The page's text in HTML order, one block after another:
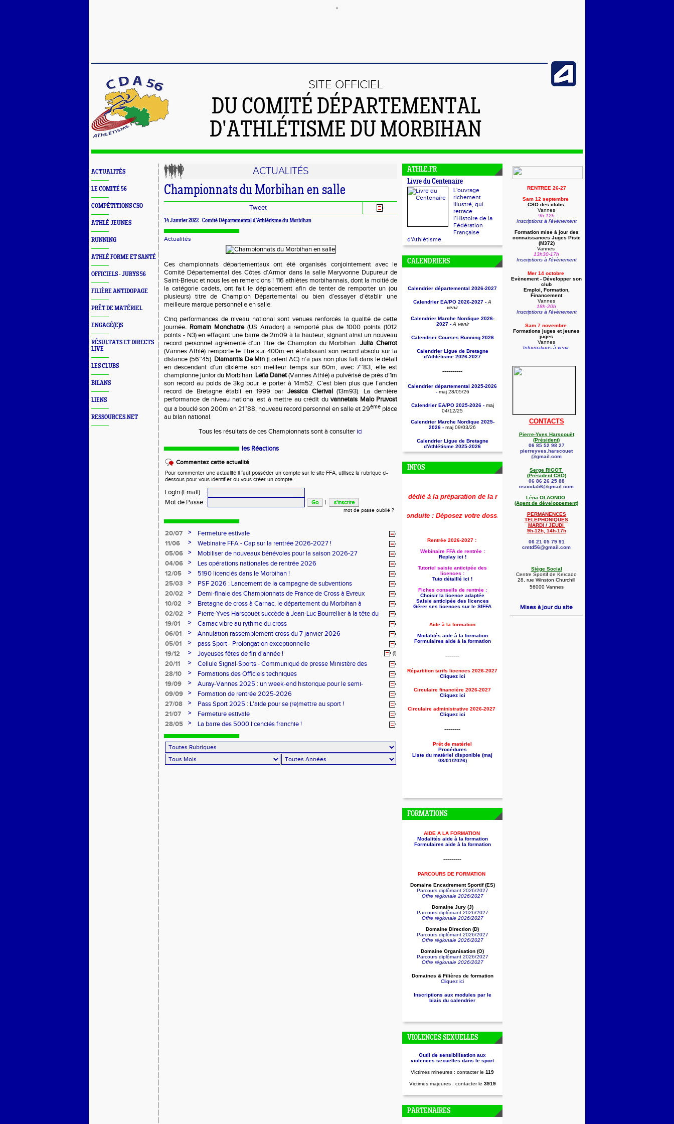
SITE OFFICIEL
DU COMITÉ DÉPARTEMENTAL
D'ATHLÉTISME DU MORBIHAN
ACTUALITÉS
LE COMITÉ 56
COMPÉTITIONS CSO
ATHLÉ JEUNES
RUNNING
ATHLÉ FORME ET SANTÉ
OFFICIELS - JURYS 56
FILIÈRE ANTIDOPAGE
PRÊT DE MATÉRIEL
ENGAGÉ(E)S
RÉSULTATS ET DIRECTS
LIVE
LES CLUBS
BILANS
LIENS
RESSOURCES.NET
ACTUALITÉS
Championnats du Morbihan en salle
Tweet
14 Janvier 2022 -Comité Départemental d'Athlétisme du Morbihan
Actualités
Ces championnats départementaux ont été organisés conjointement avec le
Comité Départemental des Côtes d’Armor dans la salle Maryvonne Dupureur de
Saint-Brieuc et nous les en remercions ! 116 athlètes morbihannais, dont la moitié de
la catégorie cadets, ont fait le déplacement afin de tenter de remporter un (ou
plusieurs) titre de Champion Départemental ou bien d’essayer d’établir une
meilleure marque personnelle en salle.
Cinq performances de niveau national sont venues renforcés la qualité de cette
journée. Romain Monchatre(US Arradon) a remporté plus de 1000 points (1012
points - N3) en effaçant une barre de 2m09 à la hauteur, signant ainsi un nouveau
record personnel agrémenté d’un titre de Champion du Morbihan.Julia Cherrot
(Vannes Athlé) remporte le titre sur 400m en établissant son record absolu sur la
distance (56’’45). Diamantis De Min (Lorient AC) n’a pas non plus fait dans le détail
en descendant d’un dixième son meilleur temps sur 60m, avec 7’’83, elle est
championne junior du Morbihan. Leïla Danet(Vannes Athlé) a pulvérisé de près d’1m
son record au poids de 3kg pour le porter à 14m52. C’est bien plus que l’ancien
record de Bretagne établi en 1999 par Jessica Clerival(13m93). La dernière
performance de niveau national est à mettre au crédit du vannetais Malo Pruvost
qui a bouclé son 200m en 21’’88, nouveau record personnel en salle et 29ème place
au bilan national.
Tous les résultats de ces Championnats sont à consulter ici
les Réactions
Commentez cette actualité
Pour commenter une actualité il faut posséder un compte sur le site FFA, utilisez la rubrique ci-
dessous pour vous identifier ou vous créer un compte.
Login (Email)
:
Mot de Passe : |
mot de passe oublié ?
20/07 >
Fermeture estivale
11/06
>
Webinaire FFA - Cap sur la rentrée 2026-2027 !
05/06
>
Mobiliser de nouveaux bénévoles pour la saison 2026-27
04/06
>
Les opérations nationales de rentrée 2026
12/05
>
5190 licenciés dans le Morbihan !
25/03
>
PSF 2026 : Lancement de la campagne de subventions
20/02
>
Demi-finale des Championnats de France de Cross à Evreux
10/02
>
Bretagne de cross à Carnac, le département du Morbihan à
l'honneur
02/02 >
Pierre-Yves Harscouët succède à Jean-Luc Bourrellier à la tête du
comité du Morbihan
19/01 >
Carnac vibre au rythme du cross
06/01
>
Annulation rassemblement cross du 7 janvier 2026
05/01
>
pass Sport - Prolongation exceptionnelle
19/12
> Joyeuses fêtes de fin d'année ! (1)
20/11 >
Cellule Signal-Sports - Communiqué de presse Ministère des
Sports
28/10 >
Formations des Officiels techniques
19/09
>
Auray-Vannes 2025 : un week-end historique pour le semi-
marathon breton
09/09 >
Formation de rentrée 2025-2026
27/08
>
Pass Sport 2025 : L'aide pour se (re)mettre au sport !
21/07
>
Fermeture estivale
28/05
> La barre des 5000 licenciés franchie !
ATHLE.FR
Livre du Centenaire
L'ouvrage
richement
illustré, qui
retrace
l’Histoire de la
Fédération
Française
d'Athlétisme.
CALENDRIERS
Calendrier départemental 2026-2027
Calendrier EA/PO 2026-2027 - A
venir
Calendrier Marche Nordique 2026-
2027 - A venir
Calendrier Courses Running 2026
Calendrier Ligue de Bretagne
d'Athlétisme 2026-2027
----------
Calendrier départemental 2025-2026
- maj 28/05/26
Calendrier EA/PO 2025-2026 - maj
04/12/25
Calendrier Marche Nordique 2025-
2026 - maj 09/03/26
Calendrier Ligue de Bretagne
d'Athlétisme 2025-2026
INFOS
🚨Le replay du webinaire dédié à la préparation de la rentrée 2026-2027 (dont la saisie anticipée des licences) est
Aide à la formation reconduite : Déposez votre dossier dès maintenant !🚨👇
Rentrée 2026-2027 :
Webinaire FFA de rentrée :
Replay ici !
Tutoriel saisie anticipée des
licences :
Tuto détaillé ici !
Fiches conseils de rentrée :
Choisir la licence adaptée
Saisie anticipée des licences
Gérer ses licences sur le SIFFA
Aide à la formation
Modalités aide à la formation
Formulaires aide à la formation
-------
Répartition tarifs licences 2026-2027
Cliquez ici
Circulaire financière 2026-2027
Cliquez ici
Circulaire administrative 2026-2027
Cliquez ici
--------
Prêt de matériel
Procédures
Liste du matériel disponible (maj
08/01/2026)
FORMATIONS
AIDE A LA FORMATION
Modalités aide à la formation
Formulaires aide à la formation
---------
PARCOURS DE FORMATION
Domaine Encadrement Sportif (ES)
Parcours diplômant 2026/2027
Offre régionale 2026/2027
Domaine Jury (J)
Parcours diplômant 2026/2027
Offre régionale 2026/2027
Domaine Direction (D)
Parcours diplômant 2026/2027
Offre régionale 2026/2027
Domaine Organisation (O)
Parcours diplômant 2026/2027
Offre régionale 2026/2027
Domaines & Filières de formation
Cliquez ici
Inscriptions aux modules par le
biais du calendrier
VIOLENCES SEXUELLES
Outil de sensibilisation aux
violences sexuelles dans le sport
Victimes mineures : contacter le 119
Victimes majeures : contacter le 3919
PARTENAIRES
RENTREE 26-27
Sam 12 septembre
CSO des clubs
Vannes
9h-12h
Inscriptions à l'évènement
Formation mise à jour des
connaissances Juges Piste
(M372)
Vannes
13h30-17h
Inscriptions à l'évènement
Mer 14 octobre
Evènement - Développer son
club
Emploi, Formation,
Financement
Vannes
18h-20h
Inscriptions à l'évènement
Sam 7 novembre
Formations juges et jeunes
juges
Vannes
Informations à venir
CONTACTS
Pierre-Yves Harscouët
(Président)
06 85 52 98 27
pierreyves.harscouet
@gmail.com
Serge RIGOT
(Président CSO)
06 86 26 25 88
csocda56@gmail.com
Léna OLAONDO
(Agent de développement)
PERMANENCES
TELEPHONIQUES
MARDI / JEUDI
9h-12h, 14h-17h
06 21 05 79 91
cmtd56@gmail.com
Siège Social
Centre Sportif de Kercado
28, rue Winston Churchill
56000 Vannes
Mises à jour du site